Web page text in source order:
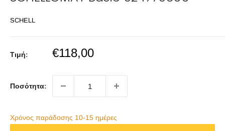
SCHELL
Τιμή:
Sale
€118,00
Ποσότητα:
Χρόνος παράδoσης 10-15 ημέρες